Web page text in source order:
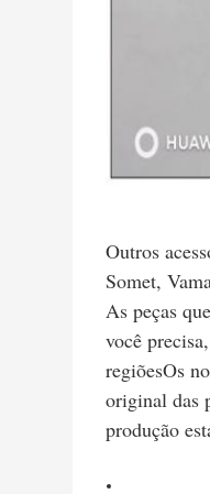
Outros
Somet,
As peças
você
regiõesOs
original das
produção